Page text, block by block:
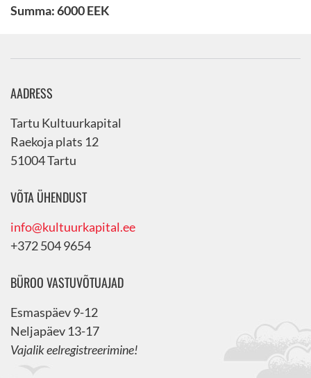
Summa: 6000 EEK
AADRESS
Tartu Kultuurkapital
Raekoja plats 12
51004 Tartu
VÕTA ÜHENDUST
info@kultuurkapital.ee
+372 504 9654
BÜROO VASTUVÕTUAJAD
Esmaspäev 9-12
Neljapäev 13-17
Vajalik eelregistreerimine!